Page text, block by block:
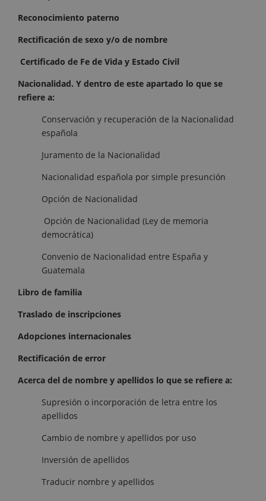
Reconocimiento paterno
Rectificación de sexo y/o de nombre
Certificado de Fe de Vida y Estado Civil
Nacionalidad. Y dentro de este apartado lo que se
refiere a:
Conservación y recuperación de la Nacionalidad
española
Juramento de la Nacionalidad
Nacionalidad española por simple presunción
Opción de Nacionalidad
Opción de Nacionalidad (Ley de memoria
democrática)
Convenio de Nacionalidad entre España y
Guatemala
Libro de familia
Traslado de inscripciones
Adopciones internacionales
Rectificación de error
Acerca del de nombre y apellidos lo que se refiere a:
Supresión o incorporación de letra entre los
apellidos
Cambio de nombre y apellidos por uso
Inversión de apellidos
Traducir nombre y apellidos